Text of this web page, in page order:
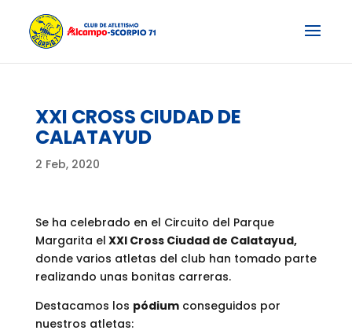
XXI CROSS CIUDAD DE
CALATAYUD
2 Feb, 2020
Se ha celebrado en el Circuito del Parque
Margarita el XXI Cross Ciudad de Calatayud,
donde varios atletas del club han tomado parte
realizando unas bonitas carreras.
Destacamos los pódiumconseguidos por
nuestros atletas: